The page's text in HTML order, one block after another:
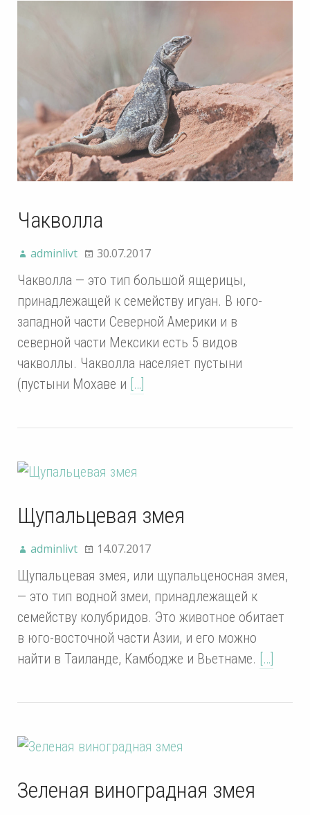
Чакволла
adminlivt 30.07.2017
Чакволла — это тип большой ящерицы,
принадлежащей к семейству игуан. В юго-
западной части Северной Америки и в
северной части Мексики есть 5 видов
чакволлы. Чакволла населяет пустыни
(пустыни Мохаве и […]
Щупальцевая змея
adminlivt 14.07.2017
Щупальцевая змея, или щупальценосная змея,
— это тип водной змеи, принадлежащей к
семейству колубридов. Это животное обитает
в юго-восточной части Азии, и его можно
найти в Таиланде, Камбодже и Вьетнаме. […]
Зеленая виноградная змея